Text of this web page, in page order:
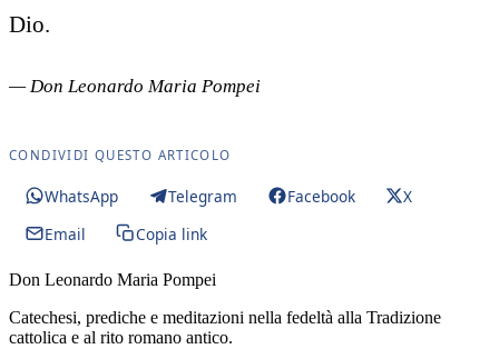
Dio.
— Don Leonardo Maria Pompei
CONDIVIDI QUESTO ARTICOLO
WhatsApp Telegram Facebook
X
Email
Copia link
Don Leonardo Maria Pompei
Catechesi, prediche e meditazioni nella fedeltà alla Tradizione
cattolica e al rito romano antico.